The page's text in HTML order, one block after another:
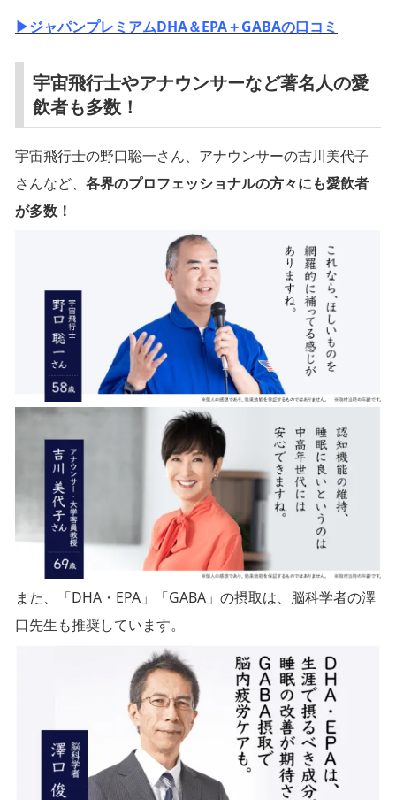
▶ジャパンプレミアムDHA＆EPA＋GABAの口コミ
宇宙飛行士やアナウンサーなど著名人の愛
飲者も多数！
宇宙飛行士の野口聡一さん、アナウンサーの吉川美代子
さんなど、 各界のプロフェッショナルの方々にも愛飲者
が多数！
また、「DHA・EPA」「GABA」の摂取は、脳科学者の澤
口先生も推奨しています。